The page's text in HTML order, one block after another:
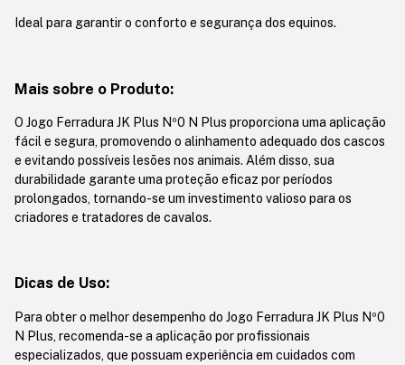
Ideal para garantir o conforto e segurança dos equinos.
Mais sobre o Produto:
O Jogo Ferradura JK Plus Nº0 N Plus proporciona uma aplicação
fácil e segura, promovendo o alinhamento adequado dos cascos
e evitando possíveis lesões nos animais. Além disso, sua
durabilidade garante uma proteção eficaz por períodos
prolongados, tornando-se um investimento valioso para os
criadores e tratadores de cavalos.
Dicas de Uso:
Para obter o melhor desempenho do Jogo Ferradura JK Plus Nº0
N Plus, recomenda-se a aplicação por profissionais
especializados, que possuam experiência em cuidados com